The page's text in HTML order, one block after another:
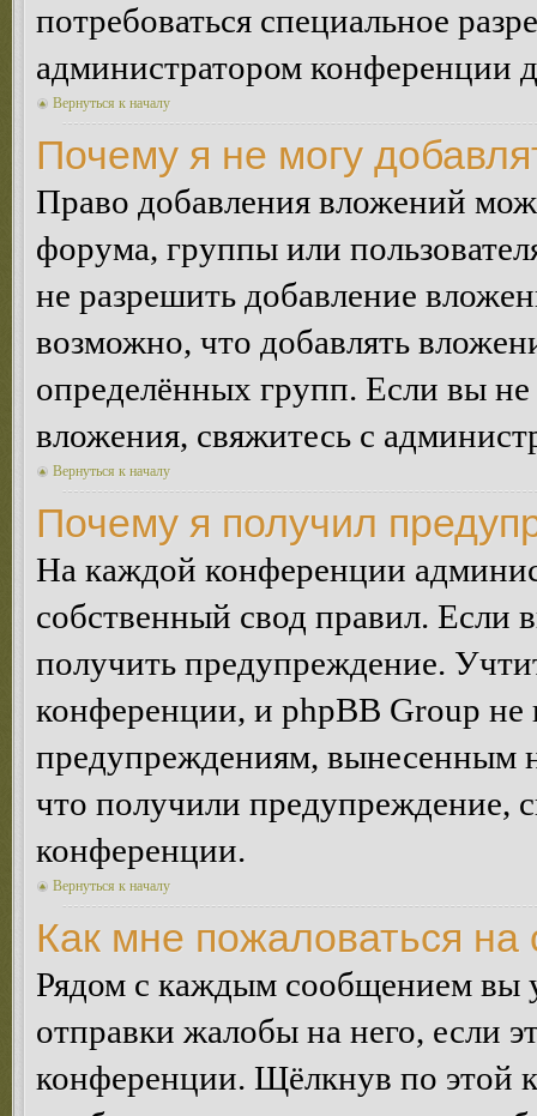
потребоваться специальное
администратором конференции
Вернуться к началу
Почему я не могу
Право добавления вложений
форума, группы или
не разрешить добавление
возможно, что добавлять
определённых групп. Если вы не
вложения, свяжитесь с
Вернуться к началу
Почему я получил
На каждой конференции
собственный свод правил.
получить предупреждение.
конференции, и phpBB Group не
предупреждениям, вынесенным
что получили предупреждение,
конференции.
Вернуться к началу
Как мне пожаловаться
Рядом с каждым сообщением вы
отправки жалобы на него, если
конференции. Щёлкнув по этой